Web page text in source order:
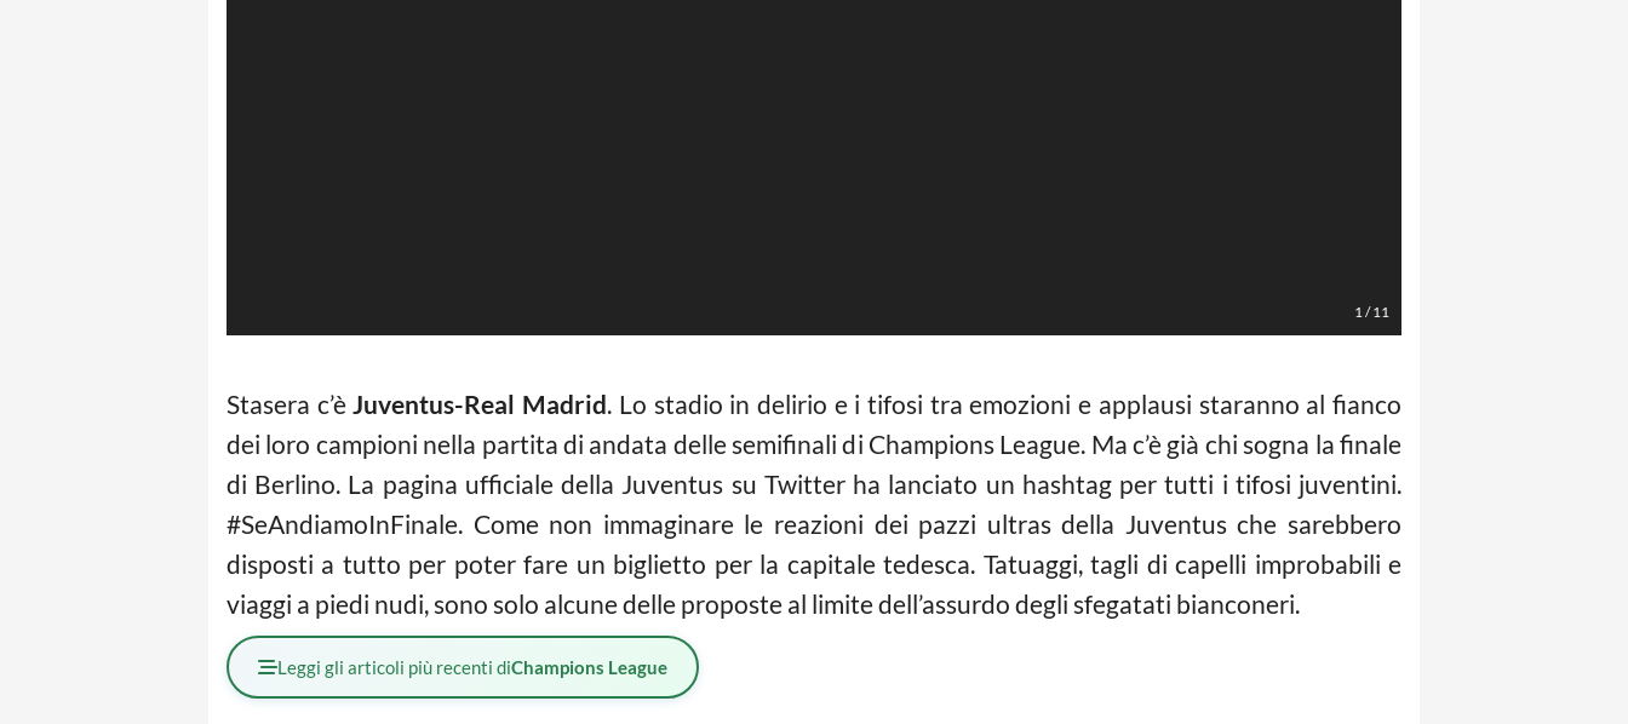
1/11
Stasera c’èJuventus-Real Madrid. Lo stadio in delirio e i tifosi tra emozioni e applausi staranno al fianco
dei loro campioni nella partita di andata delle semifinali di Champions League. Ma c’è già chi sogna la finale
di Berlino. La pagina ufficiale della Juventus su Twitter ha lanciato un hashtag per tutti i tifosi juventini.
#SeAndiamoInFinale. Come non immaginare le reazioni dei pazzi ultras della Juventus che sarebbero
disposti a tutto per poter fare un biglietto per la capitale tedesca. Tatuaggi, tagli di capelli improbabili e
viaggi a piedi nudi, sono solo alcune delle proposte al limite dell’assurdo degli sfegatati bianconeri.
Leggi gli articoli più recenti diChampions League